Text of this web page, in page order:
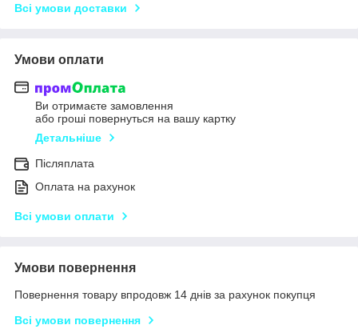
Всі умови доставки
Умови оплати
Ви отримаєте замовлення
або гроші повернуться на вашу картку
Детальніше
Післяплата
Оплата на рахунок
Всі умови оплати
Умови повернення
Повернення товару впродовж 14 днів за рахунок покупця
Всі умови повернення